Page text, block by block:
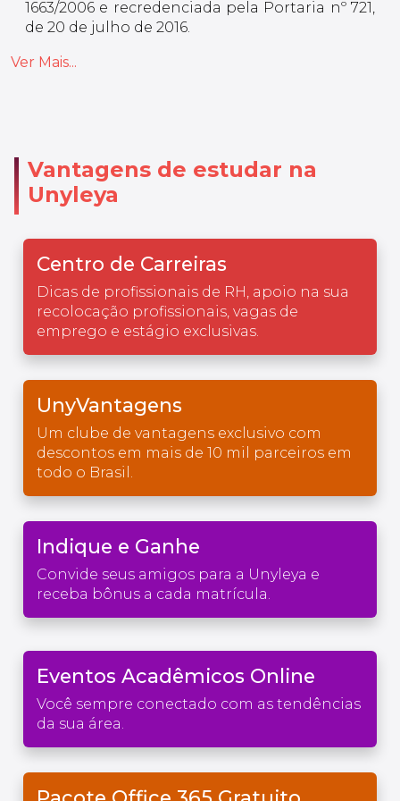
1663/2006 e recredenciada pela Portaria nº 721,
de 20 de julho de 2016.
Ver Mais...
Vantagens de estudar na
Unyleya
Centro de Carreiras
Dicas de profissionais de RH, apoio na sua
recolocação profissionais, vagas de
emprego e estágio exclusivas.
UnyVantagens
Um clube de vantagens exclusivo com
descontos em mais de 10 mil parceiros em
todo o Brasil.
Indique e Ganhe
Convide seus amigos para a Unyleya e
receba bônus a cada matrícula.
Eventos Acadêmicos Online
Você sempre conectado com as tendências
da sua área.